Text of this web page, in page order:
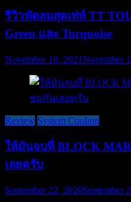
รีวิวพัดลมสุดเท่ห์ TT
Green และ Turquoise
November 10, 2021November
Review System Cooling
ให้มันจบที่ BLOCK
เลยครับ
September 22, 2020September